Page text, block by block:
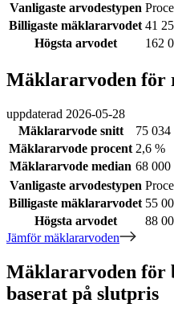
Vanligaste arvodestypen
Billigaste mäklararvodet 41
Högsta arvodet
162
Mäklararvoden för
uppdaterad 2026-05-28
Mäklararvode snitt
75 034
Mäklararvode procent 2,6 %
Mäklararvode median 68 000
Vanligaste arvodestypen
Billigaste mäklararvodet 55
Högsta arvodet
88
Jämför mäklararvoden
Mäklararvoden för
baserat på slutpris